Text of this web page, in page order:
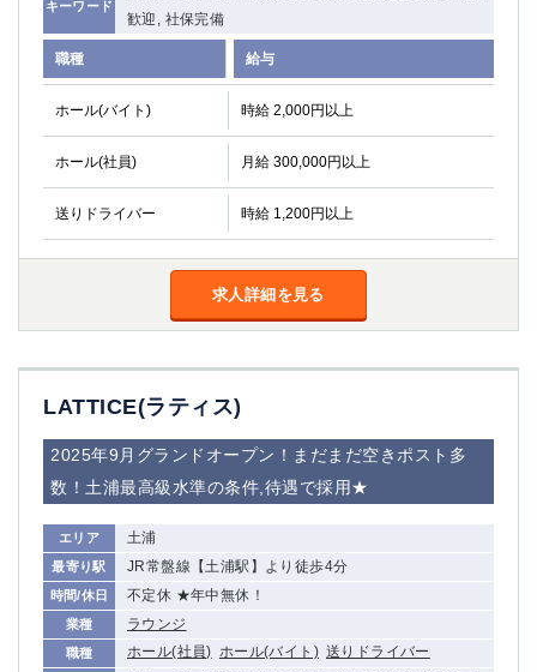
キーワード
歓迎, 社保完備
職種 給与
ホール(バイト) 時給 2,000円以上
ホール(社員) 月給 300,000円以上
送りドライバー 時給 1,200円以上
求人詳細を見る
LATTICE(ラティス)
2025年9月グランドオープン！まだまだ空きポスト多
数！土浦最高級水準の条件,待遇で採用★
エリア 土浦
最寄り駅 JR常盤線【土浦駅】より徒歩4分
時間/休日 不定休 ★年中無休！
業種 ラウンジ
職種 ホール(社員) ホール(バイト) 送りドライバー
吉祥寺（南口／公園口）
自由が丘
吉祥寺（北口／東口）
四谷
錦糸町南口
下北沢・経堂
金町（北口）
成増駅徒歩3分の好立地！①JR埼京線「赤羽駅」から徒歩2分 ②東
三軒茶屋（南口）
①歌舞伎町 ②新宿 ③新宿三丁目 ④西
蒲田(西口)
清瀬（南口）
①東武練馬 ②成増・板橋 ③大山 ②池袋
池袋東口
大井町
亀戸
荻窪
浅草
祖師ヶ谷大蔵
小岩
湯島
市川
西麻布
五井
神奈川県